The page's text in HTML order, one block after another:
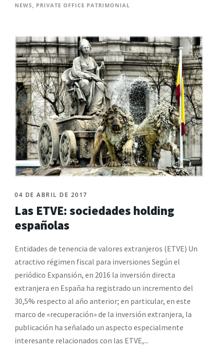
NEWS
PRIVATE OFFICE PATRIMONIAL
04 DE ABRIL DE 2017
Las ETVE: sociedades holding
españolas
Entidades de tenencia de valores extranjeros (ETVE) Un
atractivo régimen fiscal para inversiones Según el
periódico Expansión, en 2016 la inversión directa
extranjera en España ha registrado un incremento del
30,5% respecto al año anterior; en particular, en este
marco de «recuperación» de la inversión extranjera, la
publicación ha señalado un aspecto especialmente
interesante relacionados con las ETVE,...